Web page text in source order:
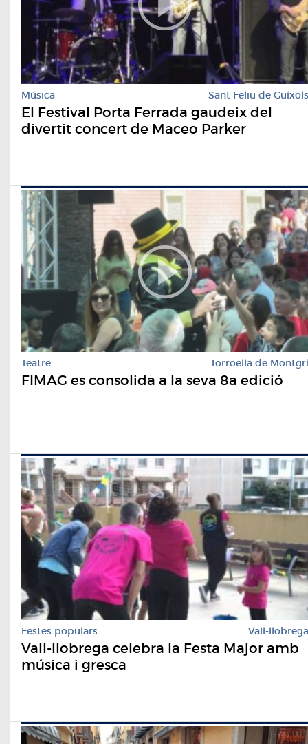
Música Sant Feliu de Guíxols
El Festival Porta Ferrada gaudeix del
divertit concert de Maceo Parker
Teatre Torroella de Montgrí
FIMAG es consolida a la seva 8a edició
Festes populars Vall-llobrega
Vall-llobrega celebra la Festa Major amb
música i gresca